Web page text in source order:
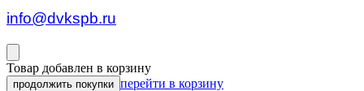
info@dvkspb.ru
Товар добавлен в корзину
продолжить покупки перейти в корзину